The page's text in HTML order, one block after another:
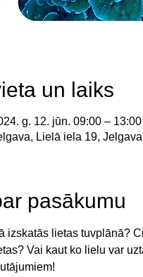
un laiks
g. 12. jūn. 09:00 – 13:00
Lielā iela 19,
pasākumu
izskatās lietas tuvplānā?
Vai kaut ko lielu var